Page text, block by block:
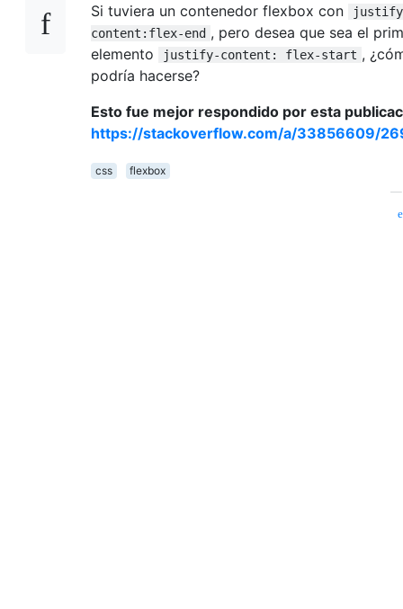
Si tuviera un contenedor flexbox con
content:flex-end , pero desea que sea el
elemento
justify-content: flex-start ,
podría hacerse?
Esto fue mejor respondido por esta
https://stackoverflow.com/a/33856609/
css
flexbox